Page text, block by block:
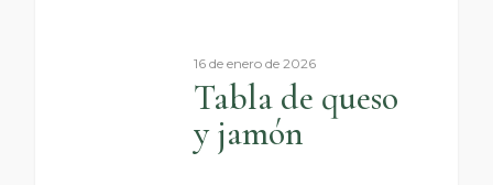
16 de enero de 2026
Tabla de queso
y jamón